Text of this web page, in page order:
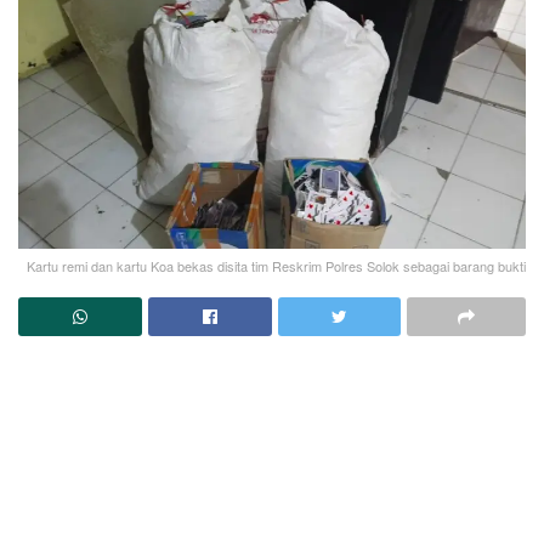
Kartu remi dan kartu Koa bekas disita tim Reskrim Polres Solok sebagai barang bukti